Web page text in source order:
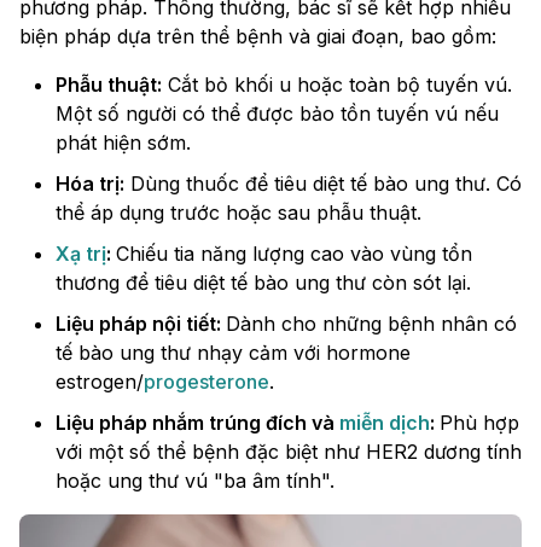
phương pháp. Thông thường, bác sĩ sẽ kết hợp nhiều
biện pháp dựa trên thể bệnh và giai đoạn, bao gồm:
Phẫu thuật: Cắt bỏ khối u hoặc toàn bộ tuyến vú.
Một số người có thể được bảo tồn tuyến vú nếu
phát hiện sớm.
Hóa trị: Dùng thuốc để tiêu diệt tế bào ung thư. Có
thể áp dụng trước hoặc sau phẫu thuật.
Xạ trị: Chiếu tia năng lượng cao vào vùng tổn
thương để tiêu diệt tế bào ung thư còn sót lại.
Liệu pháp nội tiết: Dành cho những bệnh nhân có
tế bào ung thư nhạy cảm với hormone
estrogen/progesterone.
Liệu pháp nhắm trúng đích và miễn dịch: Phù hợp
với một số thể bệnh đặc biệt như HER2 dương tính
hoặc ung thư vú "ba âm tính".